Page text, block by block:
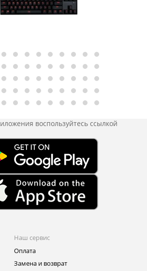
воспользуйтесь ссылкой
Наш сервис
Оплата
Замена и возврат